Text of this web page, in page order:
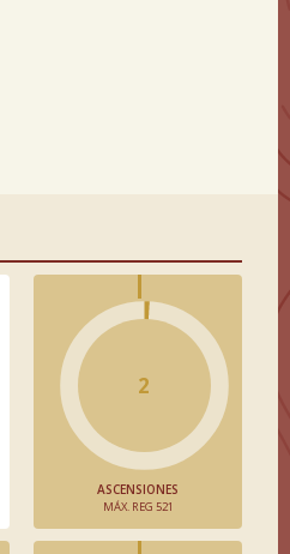
2
ASCENSIONES
MÁX. REG 521